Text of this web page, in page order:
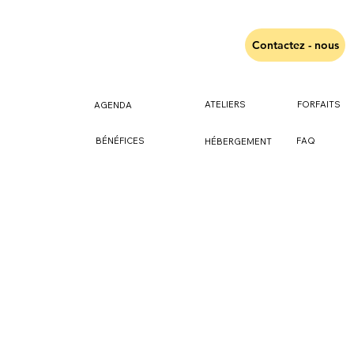
Contactez - nous
HÉBERGEMENT
FORFAITS
FAQ
AGENDA ATELIERS
BÉNÉFICES